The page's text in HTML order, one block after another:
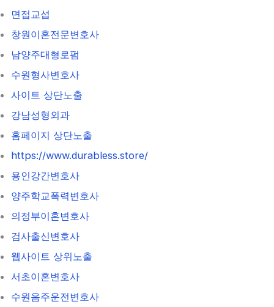
면접교섭
창원이혼전문변호사
남양주대형로펌
수원형사변호사
사이트 상단노출
강남성형외과
홈페이지 상단노출
https://www.durabless.store/
용인강간변호사
양주학교폭력변호사
의정부이혼변호사
검사출신변호사
웹사이트 상위노출
서초이혼변호사
수원음주운전변호사